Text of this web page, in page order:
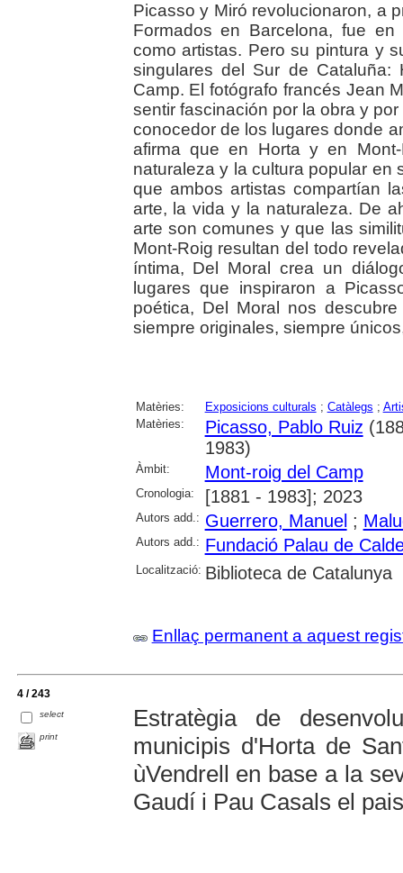
Picasso y Miró revolucionaron, a
Formados en Barcelona, fue
como artistas. Pero su pintura y
singulares del Sur de
Camp. El fotógrafo francés Jean
sentir fascinación por la obra y
conocedor de los lugares donde
afirma que en Horta y en
naturaleza y la cultura popular en
que ambos artistas compartían
arte, la vida y la naturaleza. De
arte son comunes y que las
Mont-Roig resultan del todo
íntima, Del Moral crea un
lugares que inspiraron a
poética, Del Moral nos
siempre originales, siempre
Matèries: Exposicions culturals ; Catàlegs ;
Matèries:
Picasso, Pablo Ruiz
1983)
Àmbit: Mont-roig del Camp
Cronologia: [1881 - 1983]; 2023
Autors add.: Guerrero, Manuel ;
Autors add.: Fundació Palau de
Localització: Biblioteca de Catalunya
Enllaç permanent a aquest
4 / 243
select
print
Estratègia de
municipis d'Horta de
ùVendrell en base a la
Gaudí i Pau Casals el